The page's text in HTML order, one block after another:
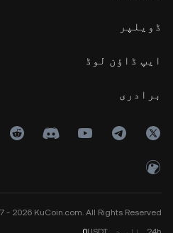
ڈویلپر
ایپ ڈاؤن لوڈ
برادری
- 2026 KuCoin.com. All Rights Reserved.